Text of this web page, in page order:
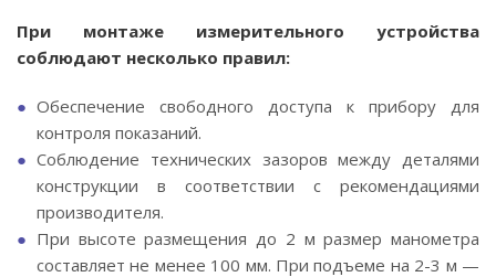
При монтаже измерительного устройства
соблюдают несколько правил:
Обеспечение свободного доступа к прибору для
контроля показаний.
Соблюдение технических зазоров между деталями
конструкции в соответствии с рекомендациями
производителя.
При высоте размещения до 2 м размер манометра
составляет не менее 100 мм. При подъеме на 2-3 м —